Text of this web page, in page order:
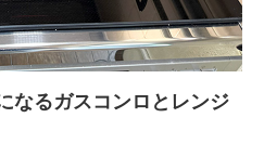
なるガスコンロとレンジ